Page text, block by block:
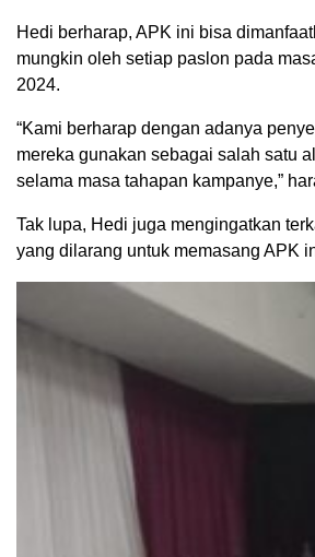
Hedi berharap, APK ini bisa
mungkin oleh setiap paslon pada
2024.
“Kami berharap dengan adanya
mereka gunakan sebagai salah satu
selama masa tahapan kampanye,”
Tak lupa, Hedi juga mengingatkan
yang dilarang untuk memasang APK